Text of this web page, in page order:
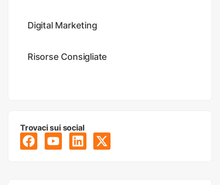
Digital Marketing
Risorse Consigliate
Trovaci sui social